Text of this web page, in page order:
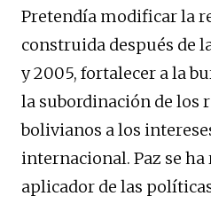
Pretendía modificar la
construida después de
y 2005, fortalecer a la
la subordinación de los
bolivianos a los
internacional. Paz se
aplicador de las